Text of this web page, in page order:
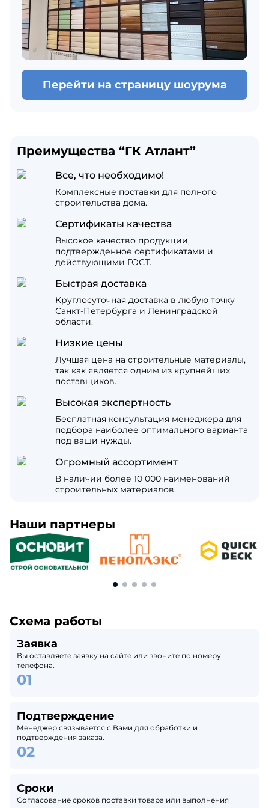
Перейти на страницу шоурума
Преимущества “ГК Атлант”
Все, что необходимо!
Комплексные поставки для полного
строительства дома.
Сертификаты качества
Высокое качество продукции,
подтвержденное сертификатами и
действующими ГОСТ.
Быстрая доставка
Круглосуточная доставка в любую точку
Санкт-Петербурга и Ленинградской
области.
Низкие цены
Лучшая цена на строительные материалы,
так как является одним из крупнейших
поставщиков.
Высокая экспертность
Бесплатная консультация менеджера для
подбора наиболее оптимального варианта
под ваши нужды.
Огромный ассортимент
В наличии более 10 000 наименований
строительных материалов.
Наши партнеры
Схема работы
Заявка
Вы оставляете заявку на сайте или звоните по номеру
телефона.
Подтверждение
Менеджер связывается с Вами для обработки и
подтверждения заказа.
Сроки
Согласование сроков поставки товара или выполнения